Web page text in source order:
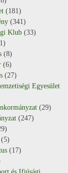
(181)
(341)
Klub (33)
(8)
(6)
(27)
Egyesület
(29)
(247)
(5)
(17)
és Ifjúsági